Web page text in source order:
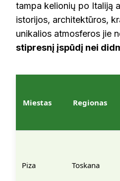
tampa kelionių po Italiją
istorijos, architektūros,
unikalios atmosferos jie
stipresnį įspūdį nei
Miestas Regionas
Piza Toskana